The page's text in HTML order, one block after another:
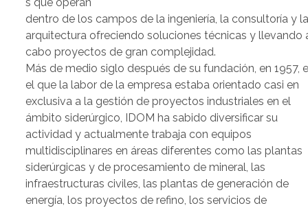
dentro de los campos de la ingeniería, la consultoría y
arquitectura ofreciendo soluciones técnicas y llevando
cabo proyectos de gran complejidad.
Más de medio siglo después de su fundación, en 1957,
el que la labor de la empresa estaba orientado casi en
exclusiva a la gestión de proyectos industriales en el
ámbito siderúrgico, IDOM ha sabido diversificar su
actividad y actualmente trabaja con equipos
multidisciplinares en áreas diferentes como las plantas
siderúrgicas y de procesamiento de mineral, las
infraestructuras civiles, las plantas de generación de
energía, los proyectos de refino, los servicios de